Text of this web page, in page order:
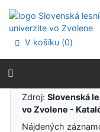
Prejsť na menu
Prehlásenie o
V košíku (0)
Výsledky
Zdroj:Slovenská
vo Zvolene -
Nájdených